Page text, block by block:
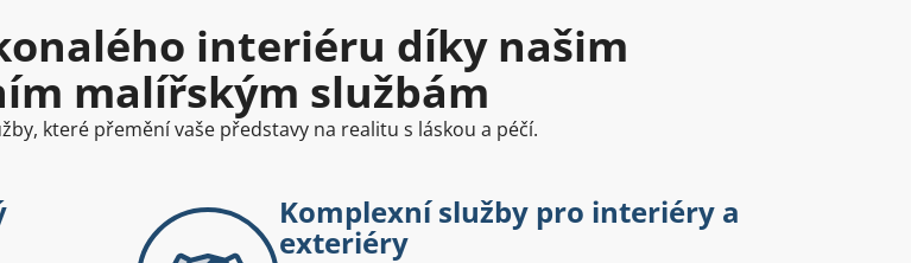
interiéru díky našim
malířským službám
které přemění vaše představy na realitu s láskou a péčí.
Komplexní služby pro interiéry a
exteriéry